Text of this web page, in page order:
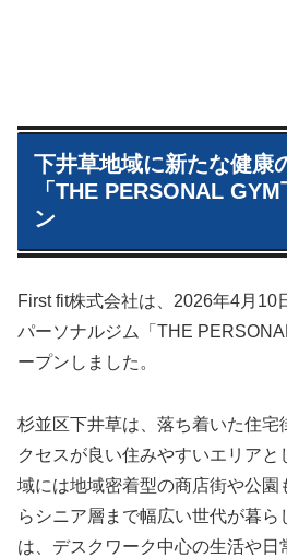
下井草地域に新たな健康
「THE PERSONAL
ン
First fit株式会社は、2026年4月10
パーソナルジム「THE
ープンしました。
杉並区下井草は、落ち着いた住宅
クセスが良い住みやすいエリア
域には地域密着型の商店街や公園
らシニア層まで幅広い世代が暮
は、デスクワーク中心の生活や日